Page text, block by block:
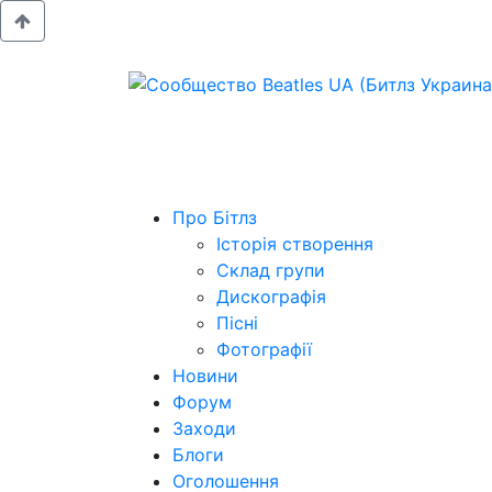
Про Бітлз
Історія створення
Склад групи
Дискографія
Пісні
Фотографії
Новини
Форум
Заходи
Блоги
Оголошення